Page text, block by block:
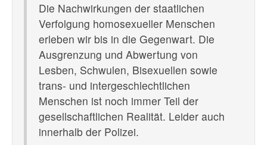
Die Nachwirkungen der staatlichen
Verfolgung homosexueller Menschen
erleben wir bis in die Gegenwart. Die
Ausgrenzung und Abwertung von
Lesben, Schwulen, Bisexuellen sowie
trans- und intergeschlechtlichen
Menschen ist noch immer Teil der
gesellschaftlichen Realität. Leider auch
innerhalb der Polizei.